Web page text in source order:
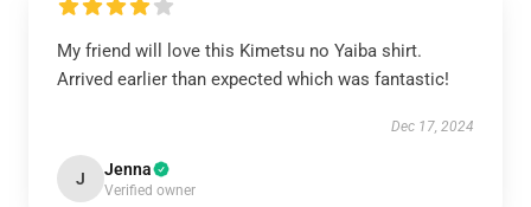
My friend will love this Kimetsu no Yaiba shirt.
Arrived earlier than expected which was fantastic!
Dec 17, 2024
J Jenna
Verified owner